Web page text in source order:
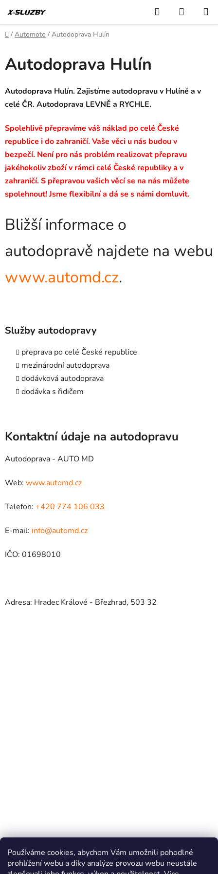
Používáme cookies, abychom Vám umožnili pohodlné
prohlížení webu a díky analýze provozu webu neustále
na
obsah
Hledat
KOŠÍK
Domů
/ Automoto / Autodoprava Hulín
Autodoprava Hulín
Autodoprava Hulín. Zajistíme autodopravu v Hulíně a v
celé ČR. Autodoprava LEVNĚ a RYCHLE.
Spolehlivě přepravíme váš náklad po celé České
republice i do zahraničí. Vaše věci u nás budou v
bezpečí. Není pro nás problém realizovat přepravu
jakéhokoliv zboží v rámci celé České republiky a v
zahraničí. S přepravou vašich věcí se na nás můžete
spolehnout! Jsme flexibilní a dá se s námi domluvit.
Bližší informace o
autodopravě najdete na webu
www.automd.cz.
Služby autodopravy
přeprava po celé České republice
mezinárodní autodoprava
dodávková autodoprava
dodávka s řidičem
Kontaktní údaje na autodopravu
Autodoprava - AUTO MD
Web: www.automd.cz
Telefon: +420 774 106 033
E-mail: info@automd.cz
IČO: 01698010
Adresa: Hradec Králové - Březhrad, 503 32